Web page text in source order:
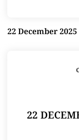
22 December
22